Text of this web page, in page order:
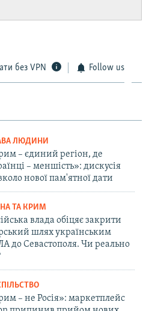
без VPN Follow us
ЛЮДИНИ
– єдиний регіон, де
– меншість»: дискусія
нової пам'ятної дати
ТА КРИМ
влада обіцяє закрити
шлях українським
до Севастополя. Чи реально
– не Росія»: маркетплейс